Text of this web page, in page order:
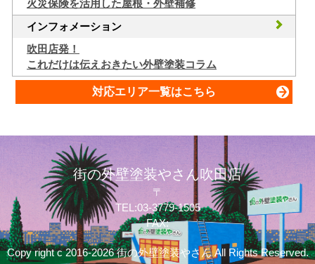
火災保険を活用した屋根・外壁補修
インフォメーション
吹田店発！
これだけは伝えおきたい外壁塗装コラム
対応エリア一覧はこちら
街の外壁塗装やさん吹田店
〒
TEL:03-3779-1505
FAX:
Copy right c 2016-2026 街の外壁塗装やさん All Rights Reserved.